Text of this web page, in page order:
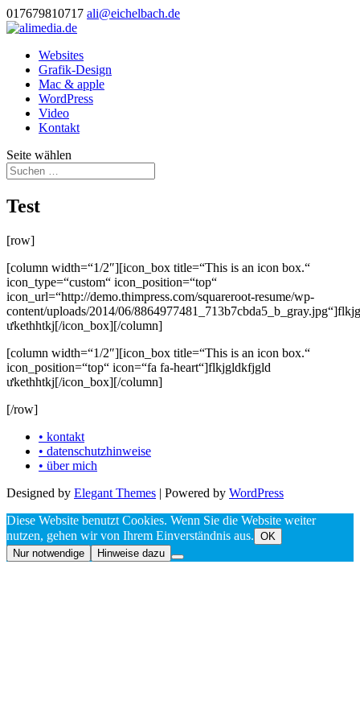
017679810717 ali@eichelbach.de
Websites
Grafik-Design
Mac & apple
WordPress
Video
Kontakt
Seite wählen
Test
[row]
[column width=“1/2″][icon_box title=“This is an icon box.“
icon_type=“custom“ icon_position=“top“
icon_url=“http://demo.thimpress.com/squareroot-resume/wp-
content/uploads/2014/06/
ưkethhtkj[/icon_box][/column]
[column width=“1/2″][icon_box title=“This is an icon box.“
icon_position=“top“ icon=“fa fa-heart“]flkjgldkfjgld
ưkethhtkj[/icon_box][/column]
[/row]
• kontakt
• datenschutzhinweise
• über mich
Designed by Elegant Themes | Powered by WordPress
Diese Website benutzt Cookies. Wenn Sie die Website weiter
nutzen, gehen wir von Ihrem Einverständnis aus. OK
Nur notwendige
Hinweise dazu